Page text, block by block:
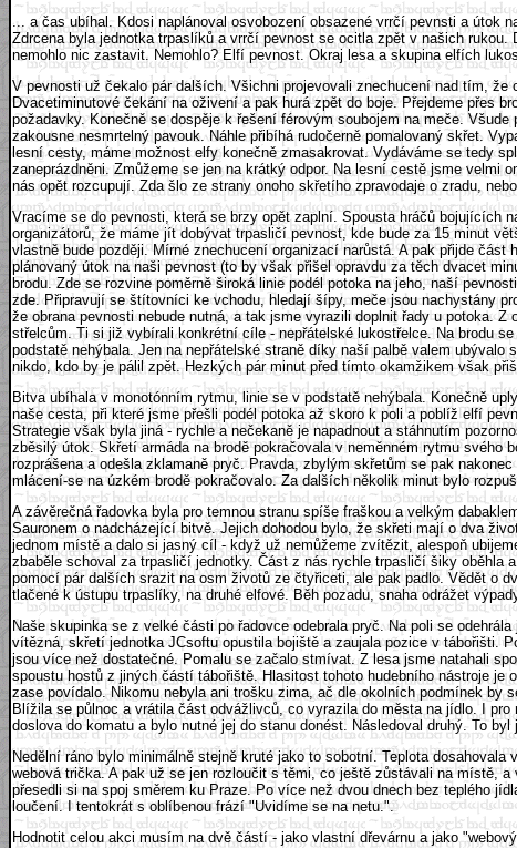
... a čas ubíhal. Kdosi naplánoval osvobození obsazené vrrčí pevnsti a útok
Zdrcena byla jednotka trpaslíků a vrrčí pevnost se ocitla zpět v našich
nemohlo nic zastavit. Nemohlo? Elfí pevnost. Okraj lesa a skupina elfích
V pevnosti už čekalo pár dalších. Všichni projevovali znechucení nad tím,
Dvacetiminutové čekání na oživení a pak hurá zpět do boje. Přejdeme přes
požadavky. Konečně se dospěje k řešení férovým soubojem na meče.
zakousne nesmrtelný pavouk. Náhle přibíhá rudočerně pomalovaný skřet.
lesní cesty, máme možnost elfy konečně zmasakrovat. Vydáváme se tedy
zaneprázdněni. Zmůžeme se jen na krátký odpor. Na lesní cestě jsme velmi
nás opět rozcupují. Zda šlo ze strany onoho skřetího zpravodaje o zradu,
Vracíme se do pevnosti, která se brzy opět zaplní. Spousta hráčů bojujících
organizátorů, že máme jít dobývat trpasličí pevnost, kde bude za 15 minut
vlastně bude později. Mírné znechucení organizací narůstá. A pak přijde
plánovaný útok na naši pevnost (to by však přišel opravdu za těch dvacet
brodu. Zde se rozvine poměrně široká linie podél potoka na jeho, naší
zde. Připravují se štítovníci ke vchodu, hledají šípy, meče jsou nachystány
že obrana pevnosti nebude nutná, a tak jsme vyrazili doplnit řady u potoka.
střelcům. Ti si již vybírali konkrétní cíle - nepřátelské lukostřelce. Na brodu
podstatě nehýbala. Jen na nepřátelské straně díky naší palbě valem
nikdo, kdo by je pálil zpět. Hezkých pár minut před tímto okamžikem však
Bitva ubíhala v monotónním rytmu, linie se v podstatě nehýbala. Konečně
naše cesta, při které jsme přešli podél potoka až skoro k poli a poblíž elfí
Strategie však byla jiná - rychle a nečekaně je napadnout a stáhnutím
zběsilý útok. Skřetí armáda na brodě pokračovala v neměnném rytmu
rozprášena a odešla zklamaně pryč. Pravda, zbylým skřetům se pak
mlácení-se na úzkém brodě pokračovalo. Za dalších několik minut bylo
A závěrečná řadovka byla pro temnou stranu spíše fraškou a velkým
Sauronem o nadcházející bitvě. Jejich dohodou bylo, že skřeti mají o dva
jednom místě a dalo si jasný cíl - když už nemůžeme zvítězit, alespoň
zbaběle schoval za trpasličí jednotky. Část z nás rychle trpasličí šiky oběhla
pomocí pár dalších srazit na osm životů ze čtyřiceti, ale pak padlo. Vědět o
tlačené k ústupu trpaslíky, na druhé elfové. Běh pozadu, snaha odrážet
Naše skupinka se z velké části po řadovce odebrala pryč. Na poli se
vítězná, skřetí jednotka JCsoftu opustila bojiště a zaujala pozice v tábořišti.
jsou více než dostatečné. Pomalu se začalo stmívat. Z lesa jsme natahali
spoustu hostů z jiných částí tábořiště. Hlasitost tohoto hudebního nástroje je
zase povídalo. Nikomu nebyla ani trošku zima, ač dle okolních podmínek by
Blížila se půlnoc a vrátila část odvážlivců, co vyrazila do města na jídlo. I
doslova do komatu a bylo nutné jej do stanu donést. Následoval druhý. To
Nedělní ráno bylo minimálně stejně kruté jako to sobotní. Teplota
webová trička. A pak už se jen rozloučit s těmi, co ještě zůstávali na místě,
přesedli si na spoj směrem ku Praze. Po více než dvou dnech bez teplého
loučení. I tentokrát s oblíbenou frází "Uvidíme se na netu.".
Hodnotit celou akci musím na dvě částí - jako vlastní dřevárnu a jako